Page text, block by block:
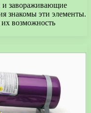
завораживающие
знакомы эти элементы.
возможность